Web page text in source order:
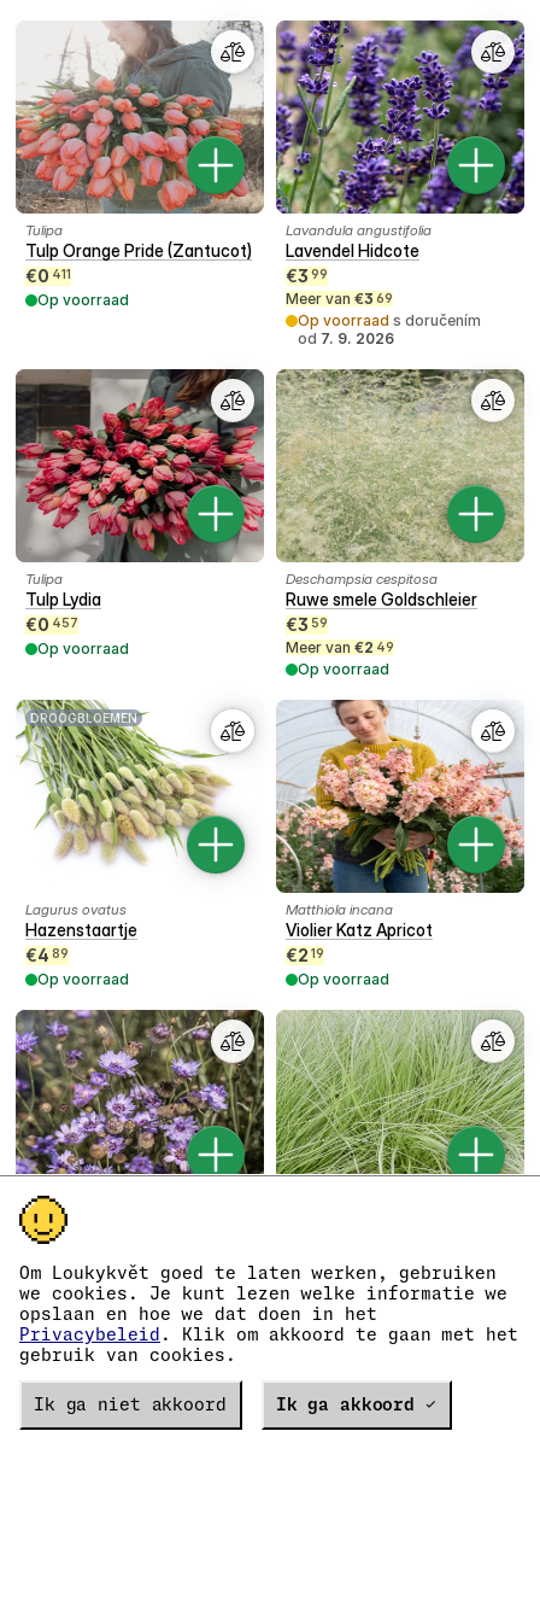
Om Loukykvět goed te laten werken, gebruiken
we cookies. Je kunt lezen welke informatie we
opslaan en hoe we dat doen in het
Privacybeleid . Klik om akkoord te gaan met het
gebruik van cookies.
Ik ga niet akkoord Ik ga akkoord ✓
Tulipa
Tulp Orange Pride (Zantucot)
€0 411
Op voorraad
Lavandula angustifolia
Lavendel Hidcote
€3 99
Meer van €3 69
Op voorraad s doručením
od 7. 9. 2026
Tulipa
Tulp Lydia
€0 457
Op voorraad
Deschampsia cespitosa
Ruwe smele Goldschleier
€3 59
Meer van €2 49
Op voorraad
DROOGBLOEMEN
Lagurus ovatus
Hazenstaartje
€4 89
Op voorraad
Matthiola incana
Violier Katz Apricot
€2 19
Op voorraad
Catananche caerulea
Zegekruid
€2 89
Meer van€ 199
Op voorraad
€3
Meer van 2 79
Op voorraad
od31. 8. 2026